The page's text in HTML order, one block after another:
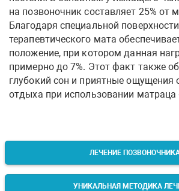
на позвоночник составляет 25% от
Благодаря специальной поверхности
терапевтического мата
положение, при котором данная
примерно до 7%. Этот факт также
глубокий сон и приятные ощущения
отдыха при использовании матраца
ЛЕЧЕНИЕ
УНИКАЛЬНАЯ МЕТОДИКА